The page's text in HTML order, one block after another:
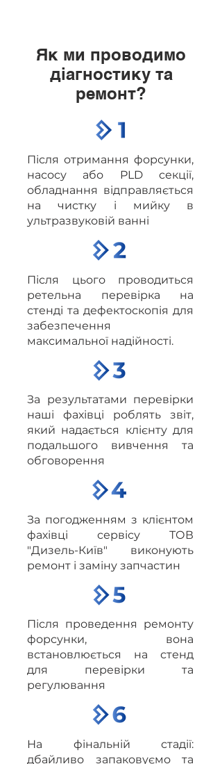
Як ми проводимо
діагностику та
ремонт?
Після отримання форсунки,
насосу або PLD секції,
обладнання відправляється
на чистку і мийку в
ультразвуковій ванні
Після цього проводиться
ретельна перевірка на
стенді та дефектоскопія для
забезпечення
максимальної надійності.
За результатами перевірки
наші фахівці роблять звіт,
який надається клієнту для
подальшого вивчення та
обговорення
За погодженням з клієнтом
фахівці сервісу ТОВ
"Дизель-Київ" виконують
ремонт і заміну запчастин
Після проведення ремонту
форсунки, вона
встановлюється на стенд
для перевірки та
регулювання
На фінальній стадії:
дбайливо запаковуємо та